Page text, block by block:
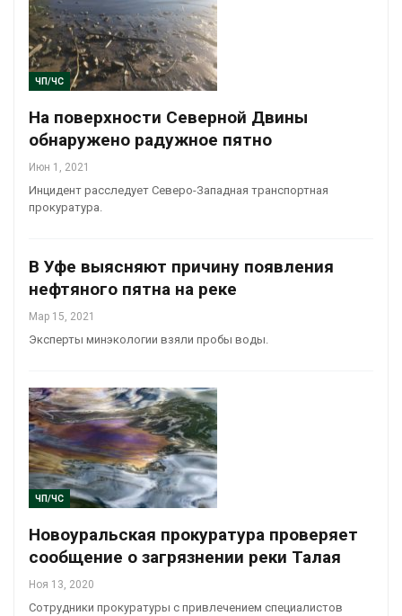
ЧП/ЧС
На поверхности Северной Двины
обнаружено радужное пятно
Июн 1, 2021
Инцидент расследует Северо-Западная транспортная
прокуратура.
В Уфе выясняют причину появления
нефтяного пятна на реке
Мар 15, 2021
Эксперты минэкологии взяли пробы воды.
ЧП/ЧС
Новоуральская прокуратура проверяет
сообщение о загрязнении реки Талая
Ноя 13, 2020
Сотрудники прокуратуры с привлечением специалистов